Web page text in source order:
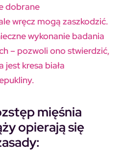
dobrane
wręcz mogą zaszkodzić.
wykonanie badania
– pozwoli ono stwierdzić,
kresa biała
mięśnia
opierają się